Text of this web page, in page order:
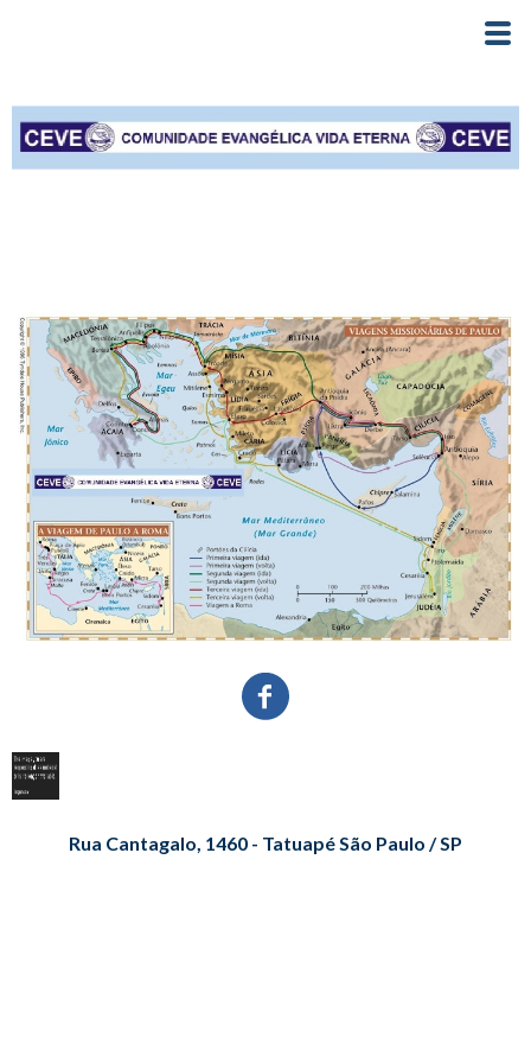
Rua Cantagalo, 1460 - Tatuapé São Paulo / SP